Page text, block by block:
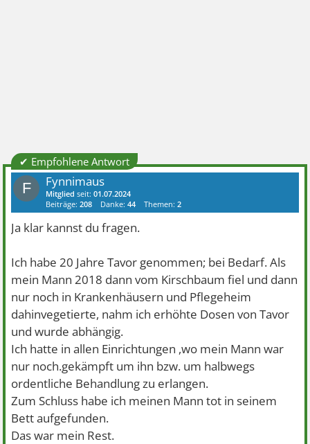
✔ Empfohlene Antwort
F Fynnimaus
Mitglied seit:01.07.2024
Beiträge:208 Danke:44 Themen:2
Ja klar kannst du fragen.
Ich habe 20 Jahre Tavor genommen; bei Bedarf. Als
mein Mann 2018 dann vom Kirschbaum fiel und dann
nur noch in Krankenhäusern und Pflegeheim
dahinvegetierte, nahm ich erhöhte Dosen von Tavor
und wurde abhängig.
Ich hatte in allen Einrichtungen ,wo mein Mann war
nur noch.gekämpft um ihn bzw. um halbwegs
ordentliche Behandlung zu erlangen.
Zum Schluss habe ich meinen Mann tot in seinem
Bett aufgefunden.
Das war mein Rest.